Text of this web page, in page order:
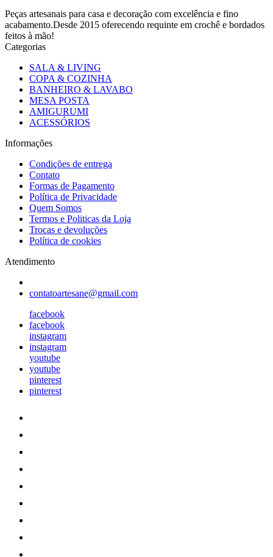
Peças artesanais para casa e decoração com excelência e fino
acabamento.Desde 2015 oferecendo requinte em crochê e bordados
feitos à mão!
Categorias
SALA & LIVING
COPA & COZINHA
BANHEIRO & LAVABO
MESA POSTA
AMIGURUMI
ACESSÓRIOS
Informações
Condições de entrega
Contato
Formas de Pagamento
Política de Privacidade
Quem Somos
Termos e Politicas da Loja
Trocas e devoluções
Política de cookies
Atendimento
contatoartesane@gmail.com
facebook
facebook
instagram
instagram
youtube
youtube
pinterest
pinterest